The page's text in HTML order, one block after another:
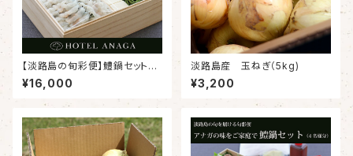
【淡路島の旬彩便】鱧鍋セット（2
名様分）
¥16,000
淡路島産 玉ねぎ（5kg)
¥3,200